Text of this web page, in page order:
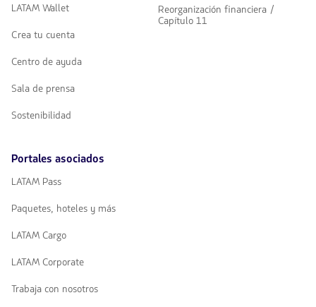
LATAM Wallet
Crea tu cuenta
Centro de ayuda
Sala de prensa
Sostenibilidad
Reorganización financiera /
Capítulo 11
Portales asociados
LATAM Pass
Paquetes, hoteles y más
LATAM Cargo
LATAM Corporate
Trabaja con nosotros